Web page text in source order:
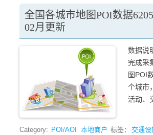
全国各城市地图POI数据
02月更新
数据说
完成采
图POI
个城市
活动、
Category: POI/AOI 本地商户 标签： 交通设